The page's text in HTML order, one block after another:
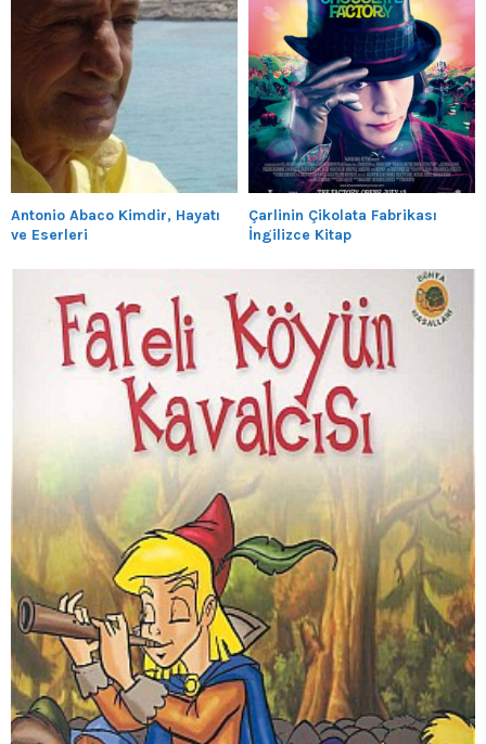
Antonio Abaco Kimdir, Hayatı
ve Eserleri
Çarlinin Çikolata Fabrikası
İngilizce Kitap